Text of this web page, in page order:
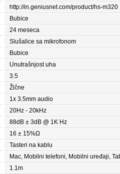
http://in.geniusnet.com/product/hs-m320
Bubice
24 meseca
Slušalice sa mikrofonom
Bubice
Unutrašnjost uha
3.5
Žične
1x 3.5mm audio
20Hz - 20kHz
88dB ± 3dB @ 1K Hz
16 ± 15%Ω
Tasteri na kablu
Mac, Mobilni telefoni, Mobilni uređaji,
1.1m